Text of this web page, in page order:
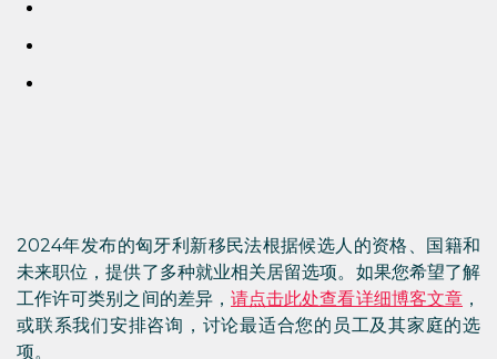
2024年发布的匈牙利新移民法根据候选人的资格、国籍和
未来职位，提供了多种就业相关居留选项。如果您希望了解
工作许可类别之间的差异， 请点击此处查看详细博客文章 ，
或联系我们安排咨询，讨论最适合您的员工及其家庭的选
项。